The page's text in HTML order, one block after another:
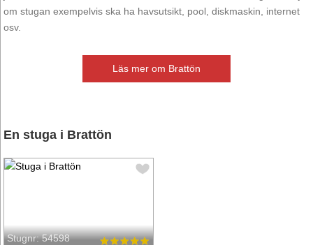
om stugan exempelvis ska ha havsutsikt, pool, diskmaskin, internet
osv.
Läs mer om Brattön
En stuga i Brattön
Stugnr: 54598